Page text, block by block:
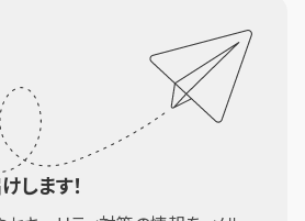
します！